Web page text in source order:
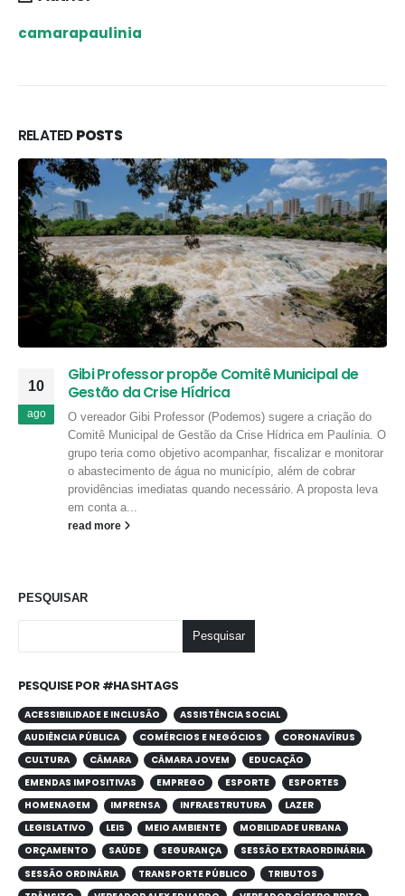
camarapaulinia
RELATEDPOSTS
10
ago
Gibi Professor propõe Comitê Municipal de
Gestão da Crise Hídrica
O vereador Gibi Professor (Podemos) sugere a criação do
Comitê Municipal de Gestão da Crise Hídrica em Paulínia. O
grupo teria como objetivo acompanhar, fiscalizar e monitorar
o abastecimento de água no município, além de cobrar
providências imediatas quando necessário. A proposta leva
em conta a...
read more
PESQUISAR
Pesquisar
PESQUISE POR #HASHTAGS
ACESSIBILIDADE E INCLUSÃO
ASSISTÊNCIA SOCIAL
AUDIÊNCIA PÚBLICA
COMÉRCIOS E NEGÓCIOS
CORONAVÍRUS
CULTURA
CÂMARA CÂMARA JOVEM
EDUCAÇÃO
EMENDAS IMPOSITIVAS
EMPREGO ESPORTE
ESPORTES
HOMENAGEM
IMPRENSA INFRAESTRUTURA
LAZER
LEGISLATIVO
LEIS MEIO AMBIENTE
MOBILIDADE URBANA
ORÇAMENTO
SAÚDE SEGURANÇA
SESSÃO EXTRAORDINÁRIA
SESSÃO ORDINÁRIA
TRANSPORTE PÚBLICO
TRIBUTOS